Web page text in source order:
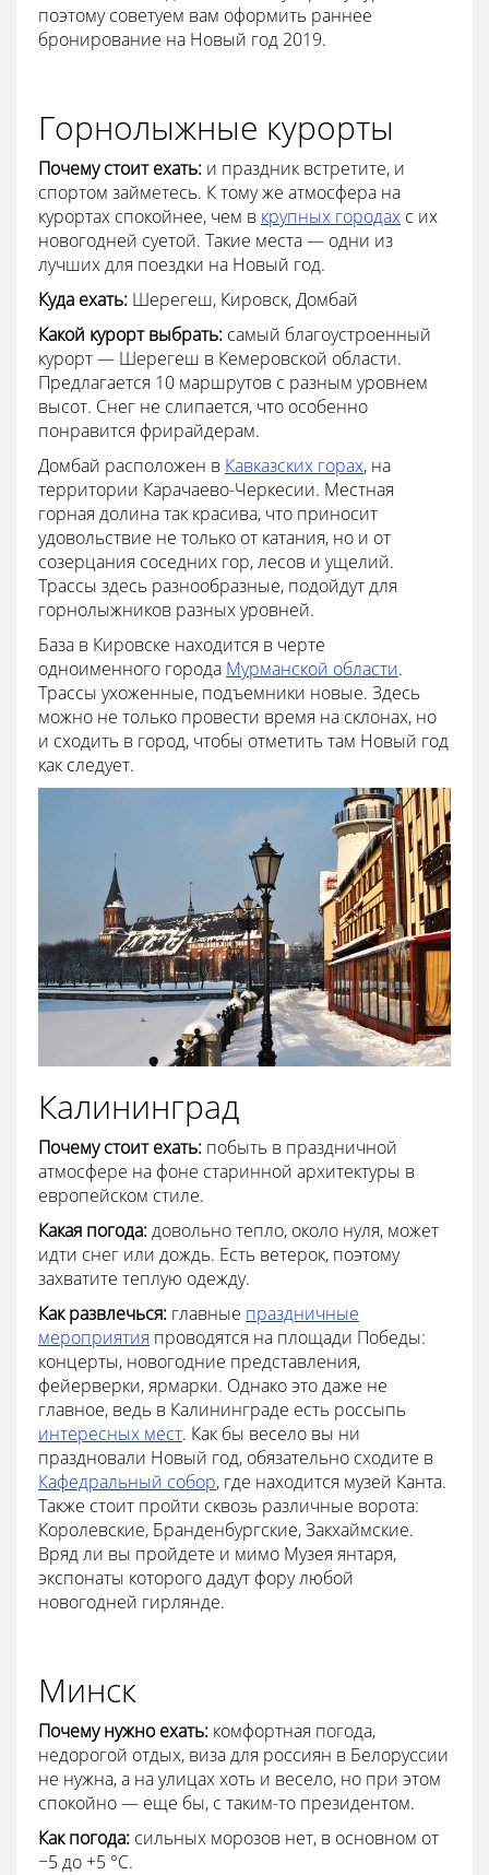
поэтому советуем вам оформить раннее
бронирование на Новый год 2019.
Горнолыжные курорты
Почему стоит ехать: и праздник встретите, и
спортом займетесь. К тому же атмосфера на
курортах спокойнее, чем в крупных городах с их
новогодней суетой. Такие места — одни из
лучших для поездки на Новый год.
Куда ехать: Шерегеш, Кировск, Домбай
Какой курорт выбрать: самый благоустроенный
курорт — Шерегеш в Кемеровской области.
Предлагается 10 маршрутов с разным уровнем
высот. Снег не слипается, что особенно
понравится фрирайдерам.
Домбай расположен в Кавказских горах, на
территории Карачаево-Черкесии. Местная
горная долина так красива, что приносит
удовольствие не только от катания, но и от
созерцания соседних гор, лесов и ущелий.
Трассы здесь разнообразные, подойдут для
горнолыжников разных уровней.
База в Кировске находится в черте
одноименного города Мурманской области.
Трассы ухоженные, подъемники новые. Здесь
можно не только провести время на склонах, но
и сходить в город, чтобы отметить там Новый год
как следует.
Калининград
Почему стоит ехать: побыть в праздничной
атмосфере на фоне старинной архитектуры в
европейском стиле.
Какая погода:довольно тепло, около нуля, может
идти снег или дождь. Есть ветерок, поэтому
захватите теплую одежду.
Как развлечься: главные праздничные
мероприятия проводятся на площади Победы:
концерты, новогодние представления,
фейерверки, ярмарки. Однако это даже не
главное, ведь в Калининграде есть россыпь
интересных мест. Как бы весело вы ни
праздновали Новый год, обязательно сходите в
Кафедральный собор, где находится музей Канта.
Также стоит пройти сквозь различные ворота:
Королевские, Бранденбургские, Закхаймские.
Вряд ли вы пройдете и мимо Музея янтаря,
экспонаты которого дадут фору любой
новогодней гирлянде.
Минск
Почему нужно ехать: комфортная погода,
недорогой отдых, виза для россиян в Белоруссии
не нужна, а на улицах хоть и весело, но при этом
спокойно — еще бы, с таким-то президентом.
Как погода: сильных морозов нет, в основном от
−5 до +5 °С.